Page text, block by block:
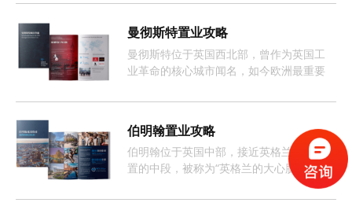
曼彻斯特置业攻略
曼彻斯特位于英国西北部，曾作为英国工
业革命的核心城市闻名，如今欧洲最重要
伯明翰置业攻略
伯明翰位于英国中部，接近英格兰地理位
置的中段，被称为“英格兰的大心脏”。整座
城市约有368万人口，这样的人口数量促使
伯明翰的租房市场长期呈现供不应求的情